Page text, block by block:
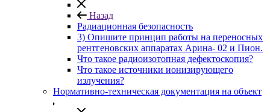
Назад
Радиационная безопасность
3) Опишите принцип работы на переносных
рентгеновских аппаратах Арина- 02 и Пион.
Что такое радиоизотопная дефектоскопия?
Что такое источники ионизирующего
излучения?
Нормативно-техническая документация на объект